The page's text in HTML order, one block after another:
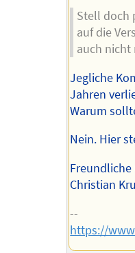
Stell doch
auf die
auch nicht
Jegliche
Jahren
Warum
Nein. Hier
Freundliche
Christian
--
https://